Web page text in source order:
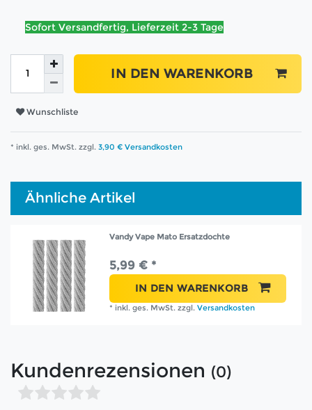
Sofort Versandfertig, Lieferzeit 2-3 Tage
IN DEN WARENKORB
Wunschliste
* inkl. ges. MwSt. zzgl. 3,90 € Versandkosten
Ähnliche Artikel
Vandy Vape Mato Ersatzdochte
5,99 € *
IN DEN WARENKORB
* inkl. ges. MwSt. zzgl.Versandkosten
Kundenrezensionen (0)